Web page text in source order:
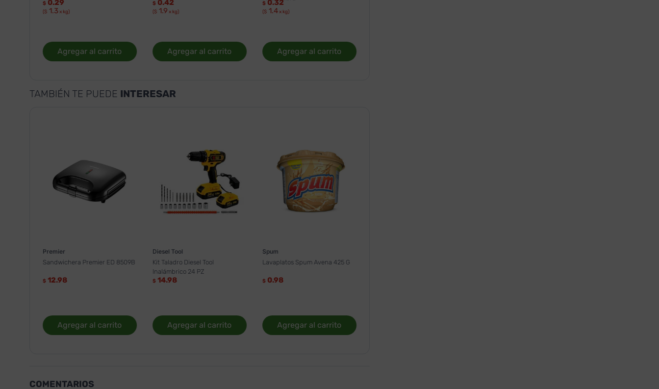
$ 0.29
($ 1.3 x kg)
Agregar al carrito
$ 0.42
($ 1.9 x kg)
Agregar al carrito
$ 0.32
($ 1.4x kg)
Agregar al carrito
TAMBIÉN TE PUEDE INTERESAR
Premier
Sandwichera Premier ED 8509B
$ 12.98
Agregar al carrito
Diesel Tool
Kit Taladro Diesel Tool
Inalámbrico 24 PZ
$ 14.98
Agregar al carrito
Spum
Lavaplatos Spum Avena 425 G
$ 0.98
Agregar al carrito
COMENTARIOS